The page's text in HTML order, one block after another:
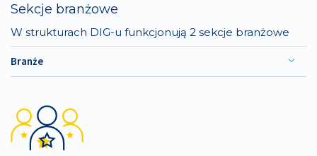
Sekcje branżowe
W strukturach DIG-u funkcjonują 2 sekcje branżowe
Branże